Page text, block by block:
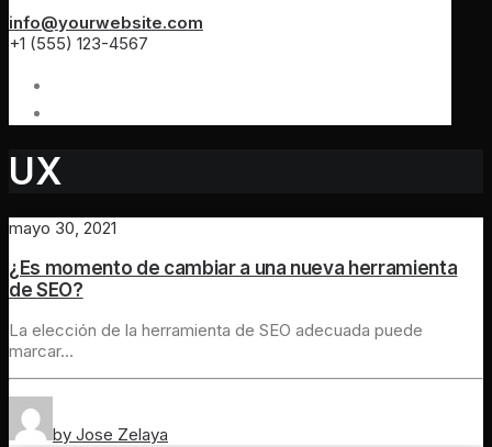
info@yourwebsite.com
+1 (555) 123-4567
UX
mayo 30, 2021
¿Es momento de cambiar a una nueva herramienta
de SEO?
La elección de la herramienta de SEO adecuada puede
marcar…
by Jose Zelaya